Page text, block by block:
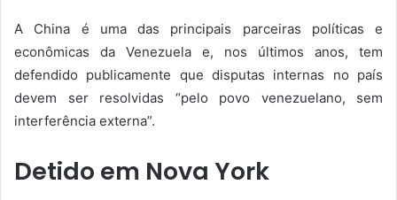
A China é uma das principais parceiras políticas e
econômicas da Venezuela e, nos últimos anos, tem
defendido publicamente que disputas internas no país
devem ser resolvidas “pelo povo venezuelano, sem
interferência externa”.
Detido em Nova York